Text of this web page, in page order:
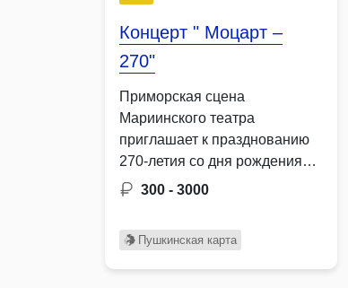
Концерт " Моцарт –
270"
Приморская сцена
Мариинского театра
приглашает к празднованию
270-летия со дня рождения
Вольфганга Амадея Моцарта.
300 - 3000
Пушкинская карта